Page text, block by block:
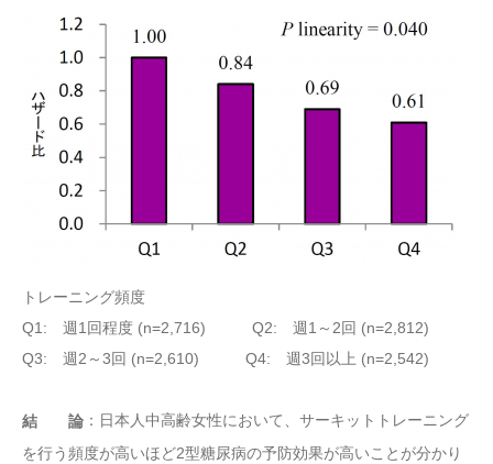
トレーニング頻度
Q1: 週1回程度 (n=2,716) Q2: 週1～2回 (n=2,812)
Q3: 週2～3回 (n=2,610) Q4: 週3回以上 (n=2,542)
結 論 ：日本人中高齢女性において、サーキットトレーニング
を行う頻度が高いほど2型糖尿病の予防効果が高いことが分かり